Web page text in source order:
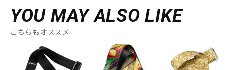
YOU MAY ALSO LIKE
こちらもオススメ